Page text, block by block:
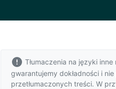
Tłumaczenia na języki
gwarantujemy dokładności i
przetłumaczonych treści. W